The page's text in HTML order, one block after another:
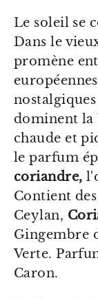
POIDS
Le soleil se
Dans le
promène
dominent la
chaude et
le parfum
coriandre,
Contient des
Ceylan,
Gingembre
Verte.
Caron.